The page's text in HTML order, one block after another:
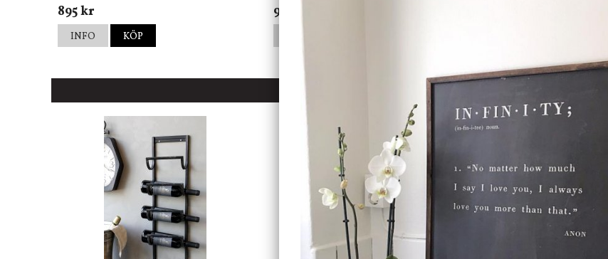
895 kr
INFO KÖP
900 kr
POPULÄRA PRODUKTER I UNDERKATEGORIERNA
UNIKA TING